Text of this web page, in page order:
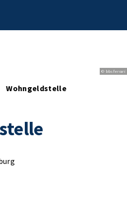
© bbsferrari
Wohngeldstelle